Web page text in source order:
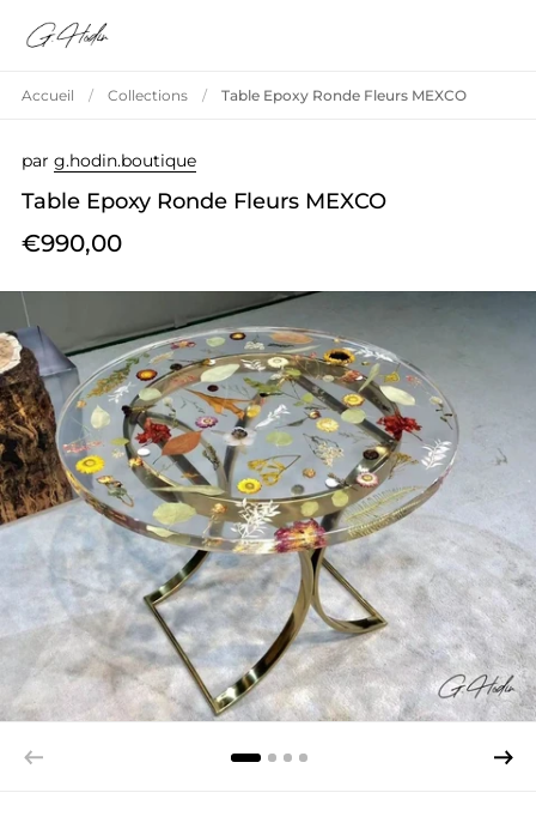
Skip to content
Accueil / Collections / Table Epoxy Ronde Fleurs MEXCO
par g.hodin.boutique
Table Epoxy Ronde Fleurs MEXCO
€990,00